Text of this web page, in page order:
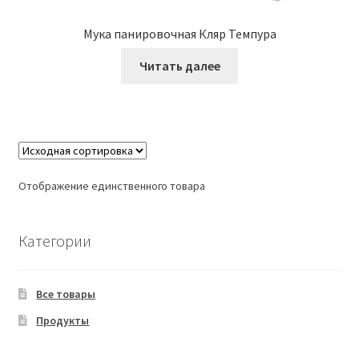
Мука панировочная Кляр Темпура
Читать далее
Отображение единственного товара
Категории
Все товары
Продукты